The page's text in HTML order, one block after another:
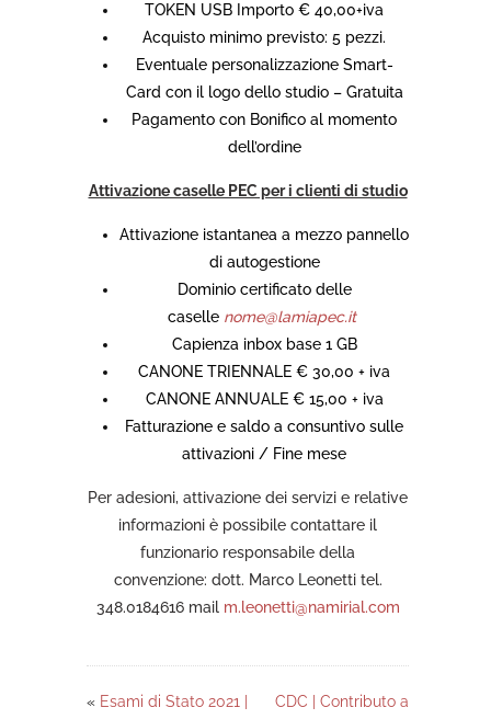
TOKEN USB Importo € 40,00+iva
Acquisto minimo previsto: 5 pezzi.
Eventuale personalizzazione Smart-
Card con il logo dello studio – Gratuita
Pagamento con Bonifico al momento
dell’ordine
Attivazione caselle PEC per i clienti di studio
Attivazione istantanea a mezzo pannello
di autogestione
Dominio certificato delle
caselle nome@lamiapec.it
Capienza inbox base 1 GB
CANONE TRIENNALE € 30,00 + iva
CANONE ANNUALE € 15,00 + iva
Fatturazione e saldo a consuntivo sulle
attivazioni / Fine mese
Per adesioni, attivazione dei servizi e relative
informazioni è possibile contattare il
funzionario responsabile della
convenzione: dott. Marco Leonetti tel.
348.0184616 mail m.leonetti@namirial.com
« Esami di Stato 2021 |
CDC | Contributo a